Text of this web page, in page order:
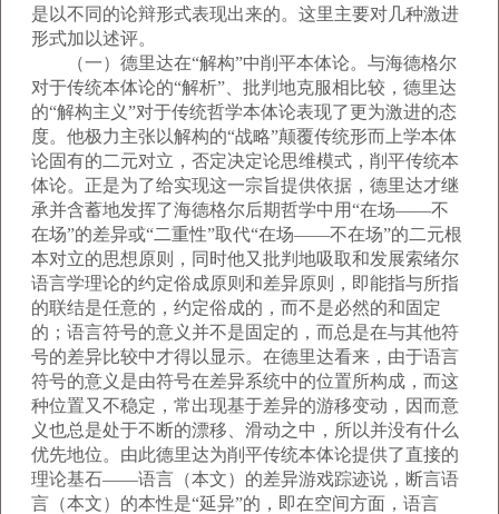
是以不同的论辩形式表现出来的。这里主要对几种激进
形式加以述评。
（一）德里达在“解构”中削平本体论。与海德格尔
对于传统本体论的“解析”、批判地克服相比较，德里达
的“解构主义”对于传统哲学本体论表现了更为激进的态
度。他极力主张以解构的“战略”颠覆传统形而上学本体
论固有的二元对立，否定决定论思维模式，削平传统本
体论。正是为了给实现这一宗旨提供依据，德里达才继
承并含蓄地发挥了海德格尔后期哲学中用“在场——不
在场”的差异或“二重性”取代“在场——不在场”的二元根
本对立的思想原则，同时他又批判地吸取和发展索绪尔
语言学理论的约定俗成原则和差异原则，即能指与所指
的联结是任意的，约定俗成的，而不是必然的和固定
的；语言符号的意义并不是固定的，而总是在与其他符
号的差异比较中才得以显示。在德里达看来，由于语言
符号的意义是由符号在差异系统中的位置所构成，而这
种位置又不稳定，常出现基于差异的游移变动，因而意
义也总是处于不断的漂移、滑动之中，所以并没有什么
优先地位。由此德里达为削平传统本体论提供了直接的
理论基石——语言（本文）的差异游戏踪迹说，断言语
言（本文）的本性是“延异”的，即在空间方面，语言